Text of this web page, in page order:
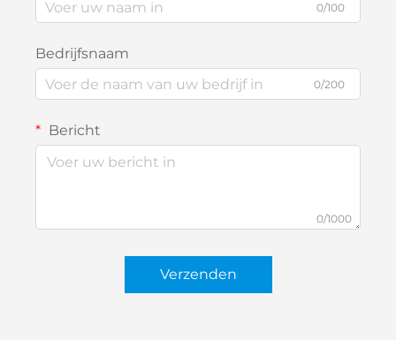
0/100
Bedrijfsnaam
0/200
Bericht
0/1000
Verzenden